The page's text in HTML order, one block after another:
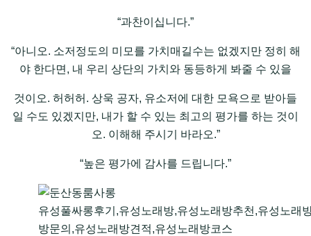
“과찬이십니다.”
“아니오. 소저정도의 미모를 가치매길수는 없겠지만 정히 해
야 한다면, 내 우리 상단의 가치와 동등하게 봐줄 수 있을
것이오. 허허허. 상욱 공자, 유소저에 대한 모욕으로 받아들
일 수도 있겠지만, 내가 할 수 있는 최고의 평가를 하는 것이
오. 이해해 주시기 바라오.”
“높은 평가에 감사를 드립니다.”
유성풀싸롱후기,유성노래방,유성노래방추천,유성노래
방문의,유성노래방견적,유성노래방코스